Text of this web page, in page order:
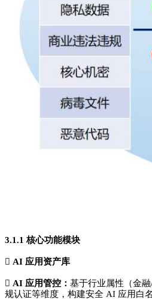
3.1.1 核心功能模块
 AI 应用资产库
 AI 应用管控： 基于行业属性（金
规认证等维度，构建安全 AI 应用白